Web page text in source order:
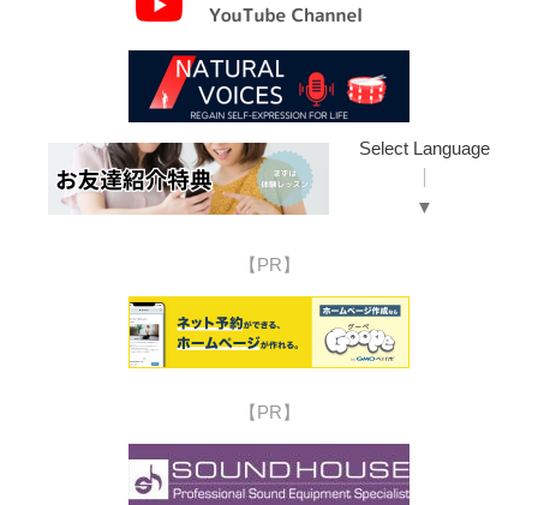
Select Language
▼
【PR】
【PR】